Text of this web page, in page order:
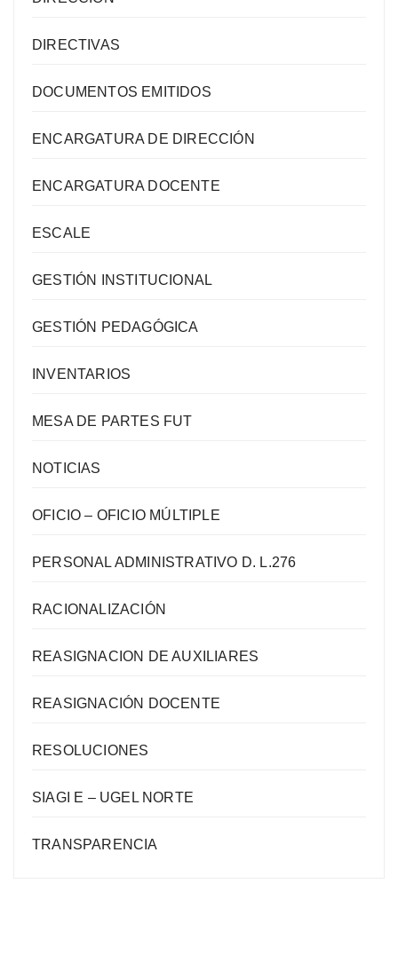
DIRECTIVAS
DOCUMENTOS EMITIDOS
ENCARGATURA DE DIRECCIÓN
ENCARGATURA DOCENTE
ESCALE
GESTIÓN INSTITUCIONAL
GESTIÓN PEDAGÓGICA
INVENTARIOS
MESA DE PARTES FUT
NOTICIAS
OFICIO – OFICIO MÚLTIPLE
PERSONAL ADMINISTRATIVO D. L.276
RACIONALIZACIÓN
REASIGNACION DE AUXILIARES
REASIGNACIÓN DOCENTE
RESOLUCIONES
SIAGI E – UGEL NORTE
TRANSPARENCIA